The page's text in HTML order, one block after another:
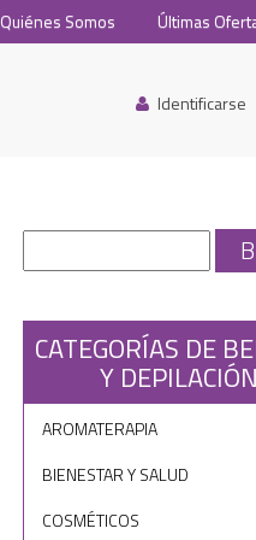
Quiénes Somos Últimas
Identificarse
CATEGORÍAS DE
Y DEPILACIÓN
AROMATERAPIA
BIENESTAR Y SALUD
COSMÉTICOS